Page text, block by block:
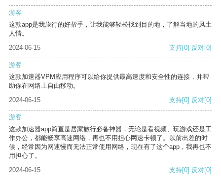
游客
这款app是我旅行的好帮手，让我能够轻松找到目的地，了解当地的风土
人情。
2024-06-15
支持[0] 反对[0]
游客
这款加速器VPM应用程序可以给你提供最高速度和安全性的连接，并帮
助你在网络上自由移动。
2024-06-15
支持[0] 反对[0]
游客
这款加速器app简直是居家旅行必备神器，无论是看视频、玩游戏还是工
作办公，都能畅享高速网络，再也不用担心网速卡顿了。以前出差的时
候，经常因为网速慢而无法正常使用网络，现在有了这个app，我再也不
用担心了。
2024-06-15
支持[0] 反对[0]